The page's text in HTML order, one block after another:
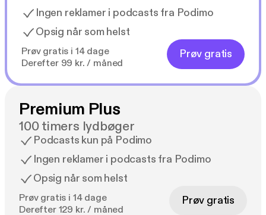
Ingen reklamer i podcasts fra Podimo
Opsig når som helst
Prøv gratis i 14 dage
Derefter 99 kr. / måned
Prøv gratis
Premium Plus
100 timers lydbøger
Podcasts kun på Podimo
Ingen reklamer i podcasts fra Podimo
Opsig når som helst
Prøv gratis i 14 dage
Derefter 129 kr. / måned
Prøv gratis